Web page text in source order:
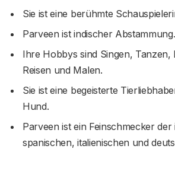
Sie ist eine berühmte
Parveen ist indischer Abstammung.
Ihre Hobbys sind Singen, Tanzen,
Reisen und Malen.
Sie ist eine begeisterte
Hund.
Parveen ist ein Feinschmecker der
spanischen, italienischen und